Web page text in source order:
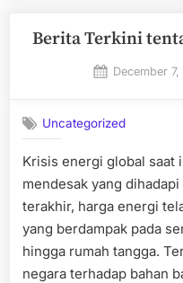
Apa
Perlu
Ketahui”
Berita Terkini
Posted
December
Uncategorized
Krisis energi global saat
mendesak yang
terakhir, harga energi
yang berdampak pada
hingga rumah tangga.
negara terhadap bahan